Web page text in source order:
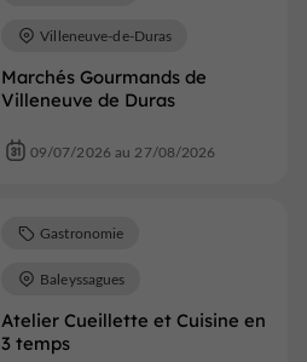
Marchés Gourmands de
Villeneuve de Duras
Villeneuve-de-Duras
09/07/2026 au 27/08/2026
Atelier Cueillette et Cuisine en
3 temps
Gastronomie
Baleyssagues